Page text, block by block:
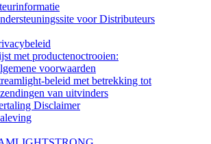
voor Distributeurs
met productenoctrooien:
voorwaarden
beleid met betrekking tot
van uitvinders
Disclaimer